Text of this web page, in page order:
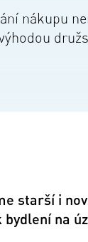
nákupu
starší i
na